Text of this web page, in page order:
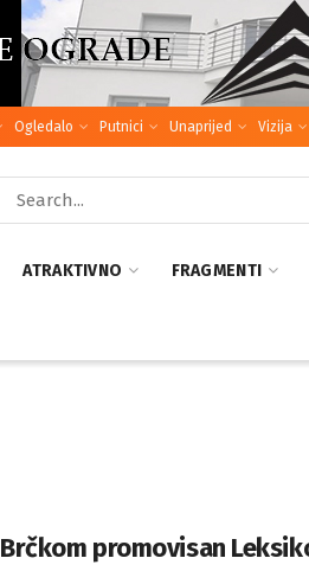
Ogledalo Putnici Unaprijed Vizija
ATRAKTIVNO
MOJINFO.BA 09/11/2019 0